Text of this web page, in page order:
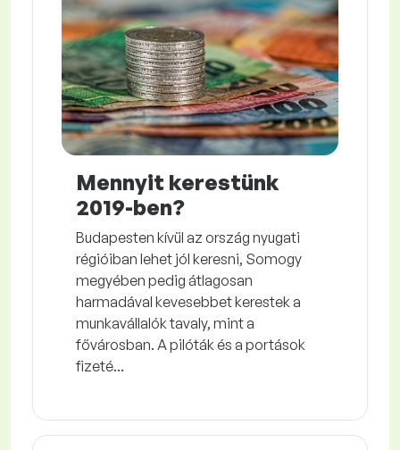
Mennyit kerestünk
2019-ben?
Budapesten kívül az ország nyugati
régióiban lehet jól keresni, Somogy
megyében pedig átlagosan
harmadával kevesebbet kerestek a
munkavállalók tavaly, mint a
fővárosban. A pilóták és a portások
fizeté...